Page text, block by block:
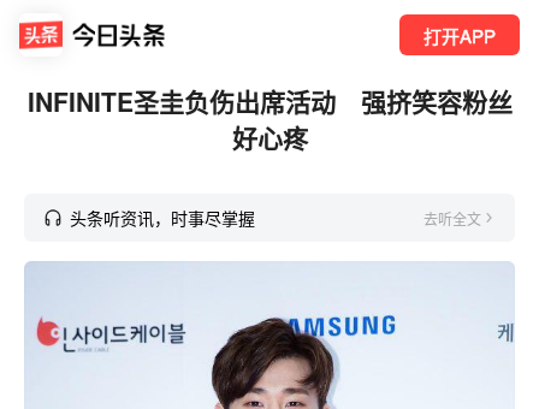
打开APP
INFINITE圣圭负伤出席活动 强挤笑容粉丝
好心疼
头条听资讯，时事尽掌握 去听全文